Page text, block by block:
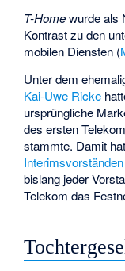
T-Homewurde als
Kontrast zu den
mobilen Diensten (
Unter dem
Kai-Uwe Ricke
ursprüngliche
des ersten
stammte. Damit
Interimsvorständen
bislang jeder
Telekom das